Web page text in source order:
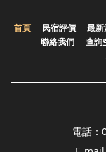
首頁 民宿評價 最新
聯絡我們
查詢
電話：